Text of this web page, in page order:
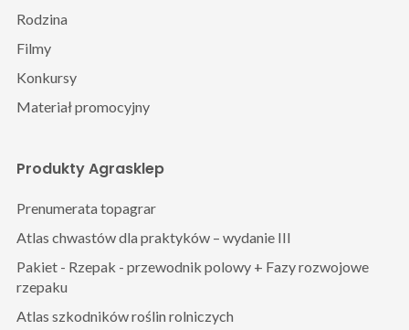
Produkty Agrasklep
Prenumerata topagrar
Atlas chwastów dla praktyków – wydanie III
Pakiet - Rzepak - przewodnik polowy + Fazy rozwojowe
rzepaku
Atlas szkodników roślin rolniczych
Rodzina
Filmy
Konkursy
Materiał promocyjny